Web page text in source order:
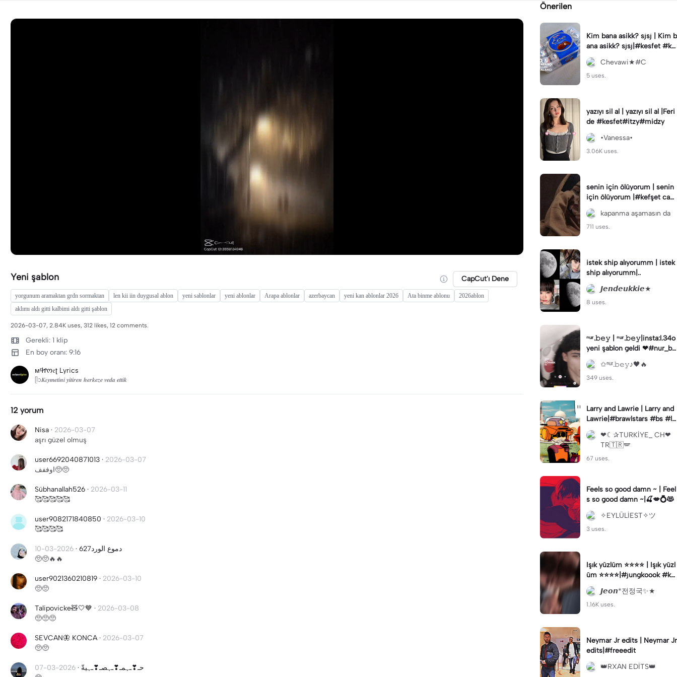
Yeni şablon CapCut'ı Dene
yorgunum aramaktan grdn sormaktan len kii iin duygusal ablon yeni sablonlar yeni ablonlar Arapa ablonlar azerbaycan yeni kan ablonlar 2026 Ata binme ablonu
2026ablon
aklımı aldı gitti kalbimi aldı gitti şablon
2026-03-07, 2.84K uses, 312 likes, 12 comments.
Gerekli: 1 klip
En boy oranı: 9:16
ᴍᵋᏥო𝔢ʈ Lyrics
ᥫᩣ𝑲𝜾𝒚𝒎𝒆𝒕𝒊𝒏𝒊 𝒚𝒊𝒕𝒊𝒓𝒆𝒏 𝒉𝒆𝒓𝒌𝒆𝒛𝒆 𝒗𝒆𝒅𝒂 𝒆𝒕𝒕𝒊𝒌
12 yorum
Nisa · 2026-03-07
aşrı güzel olmuş
user6692040871013 · 2026-03-07
اوففف🥺🥺
Sübhanallah526 · 2026-03-11
🥰🥰🥰🥰🥰
user9082171840850 · 2026-03-10
🥰🥰🥰🥰
دموع الورد627 ·
2026-03-10
🥺🥺🔥🔥
user9021360210819 · 2026-03-10
🥺🥺
Talipovicke🧸🤍💙 · 2026-03-08
🥺🥺🥺
SEVCAN🦋 KONCA · 2026-03-07
🥺🥺
حـ❣ـہمـ❣ـہصـ❣ـہيةّ ·
2026-03-07
Önerilen
Kim bana asikk? sjsj | Kim b
ana asikk? sjsj|#kesfet #ke
sfetteyiz #capcut #Ece
Chevawi★#C
5 uses.
yazıyı sil al | yazıyı sil al |Feri
de #kesfet#itzy#midzy
•Vanessa•
3.06K uses.
senin için ölüyorum | senin
için ölüyorum |#kefşet cap
cut benin öne çıkar kefşet k
efşet 🥲kapanma aşamasın da
711 uses.
istek ship alıyorumm | istek
ship alıyorumm|..
𝙅𝙚𝙣𝙙𝙚𝙪𝙠𝙠𝙞𝙚★
8 uses.
ⁿᵘʳ.𝚋𝚎𝚢 | ⁿᵘʳ.𝚋𝚎𝚢|insta:l.34o
yeni şablon geldi ❤#nur_be
y
✩ⁿᵘʳ.𝚋𝚎𝚢♪🖤🔥
349 uses.
Larry and Lawrie | Larry and
Lawrie|#brawlstars #bs #la
rryandlawrie #animation
❤︎︎☾✰TURKİYE_ CH❤︎︎
TR🇹🇷🪽
67 uses.
Feels so good damn ~ | Feel
s so good damn ~|🍒💋💍😻
✧EYLÜLİEST✧ツ
3 uses.
Işık yüzlüm ⭐️⭐️⭐️⭐️ | Işık yüzl
üm ⭐️⭐️⭐️⭐️|#jungkoook #ke
şfetbeniöneçıkart #jk#keşf
etbeniöneçıkar
𝙅𝙚𝙤𝙣*전정국✨★
1.16K uses.
Neymar Jr edits | Neymar Jr
edits|#freeedit
👑RXAN EDİTS👑